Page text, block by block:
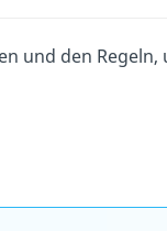
und den Regeln,